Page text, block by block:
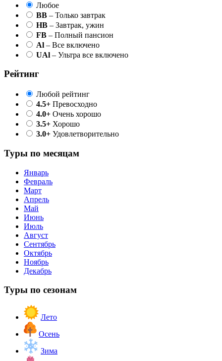
Любое
BB – Только завтрак
HB – Завтрак, ужин
FB – Полный пансион
Al – Все включено
UAl – Ультра все включено
Рейтинг
Любой рейтинг
4.5+ Превосходно
4.0+ Очень хорошо
3.5+ Хорошо
3.0+ Удовлетворительно
Туры по месяцам
Январь
Февраль
Март
Апрель
Май
Июнь
Июль
Август
Сентябрь
Октябрь
Ноябрь
Декабрь
Туры по сезонам
Лето
Осень
Зима